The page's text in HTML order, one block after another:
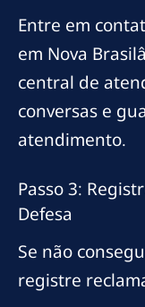
Entre em
em Nova
central de
conversas e
atendimento.
Passo 3:
Defesa
Se não
registre